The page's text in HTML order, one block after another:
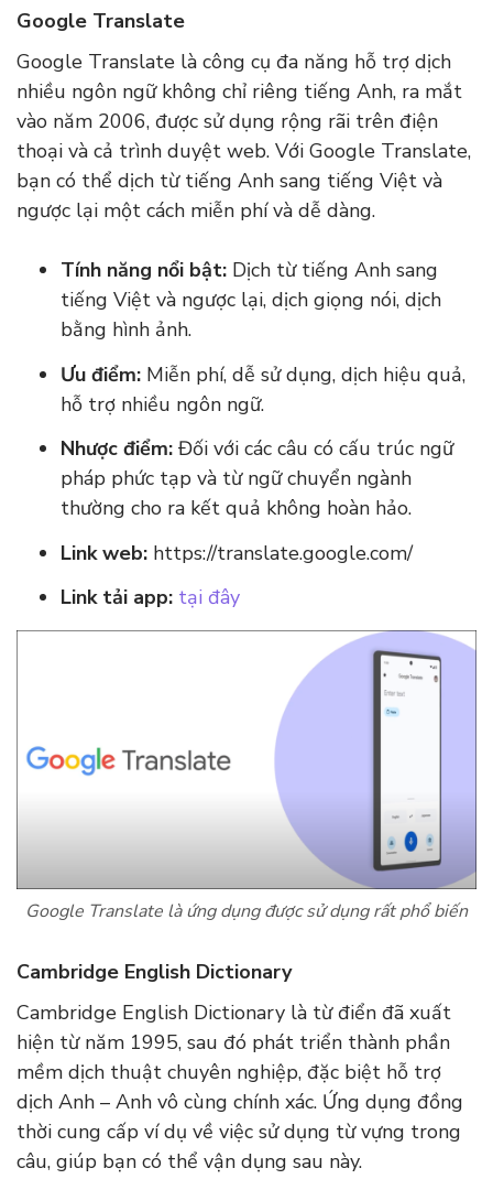
Google Translate
Google Translate là công cụ đa năng hỗ trợ dịch
nhiều ngôn ngữ không chỉ riêng tiếng Anh, ra mắt
vào năm 2006, được sử dụng rộng rãi trên điện
thoại và cả trình duyệt web. Với Google Translate,
bạn có thể dịch từ tiếng Anh sang tiếng Việt và
ngược lại một cách miễn phí và dễ dàng.
Tính năng nổi bật: Dịch từ tiếng Anh sang
tiếng Việt và ngược lại, dịch giọng nói, dịch
bằng hình ảnh.
Ưu điểm: Miễn phí, dễ sử dụng, dịch hiệu quả,
hỗ trợ nhiều ngôn ngữ.
Nhược điểm: Đối với các câu có cấu trúc ngữ
pháp phức tạp và từ ngữ chuyển ngành
thường cho ra kết quả không hoàn hảo.
Link web: https://translate.google.com/
Link tải app: tại đây
Google Translate là ứng dụng được sử dụng rất phổ biến
Cambridge English Dictionary
Cambridge English Dictionary là từ điển đã xuất
hiện từ năm 1995, sau đó phát triển thành phần
mềm dịch thuật chuyên nghiệp, đặc biệt hỗ trợ
dịch Anh – Anh vô cùng chính xác. Ứng dụng đồng
thời cung cấp ví dụ về việc sử dụng từ vựng trong
câu, giúp bạn có thể vận dụng sau này.